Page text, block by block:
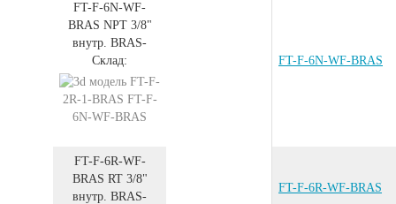
FT-F-6N-WF-
BRAS NPT 3/8"
внутр. BRAS-
Склад:
FT-F-6N-WF-BRAS
FT-F-6R-WF-
BRAS RT 3/8"
внутр. BRAS-
FT-F-6R-WF-BRAS